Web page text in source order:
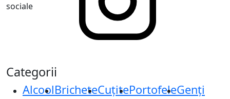
sociale
Categorii
AlcoolBricheteCuțitePortofeleGenți